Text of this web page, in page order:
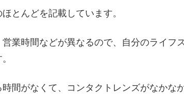
とんどを記載しています。
業時間などが異なるので、自分のライフ
間がなくて、コンタクトレンズがなかな